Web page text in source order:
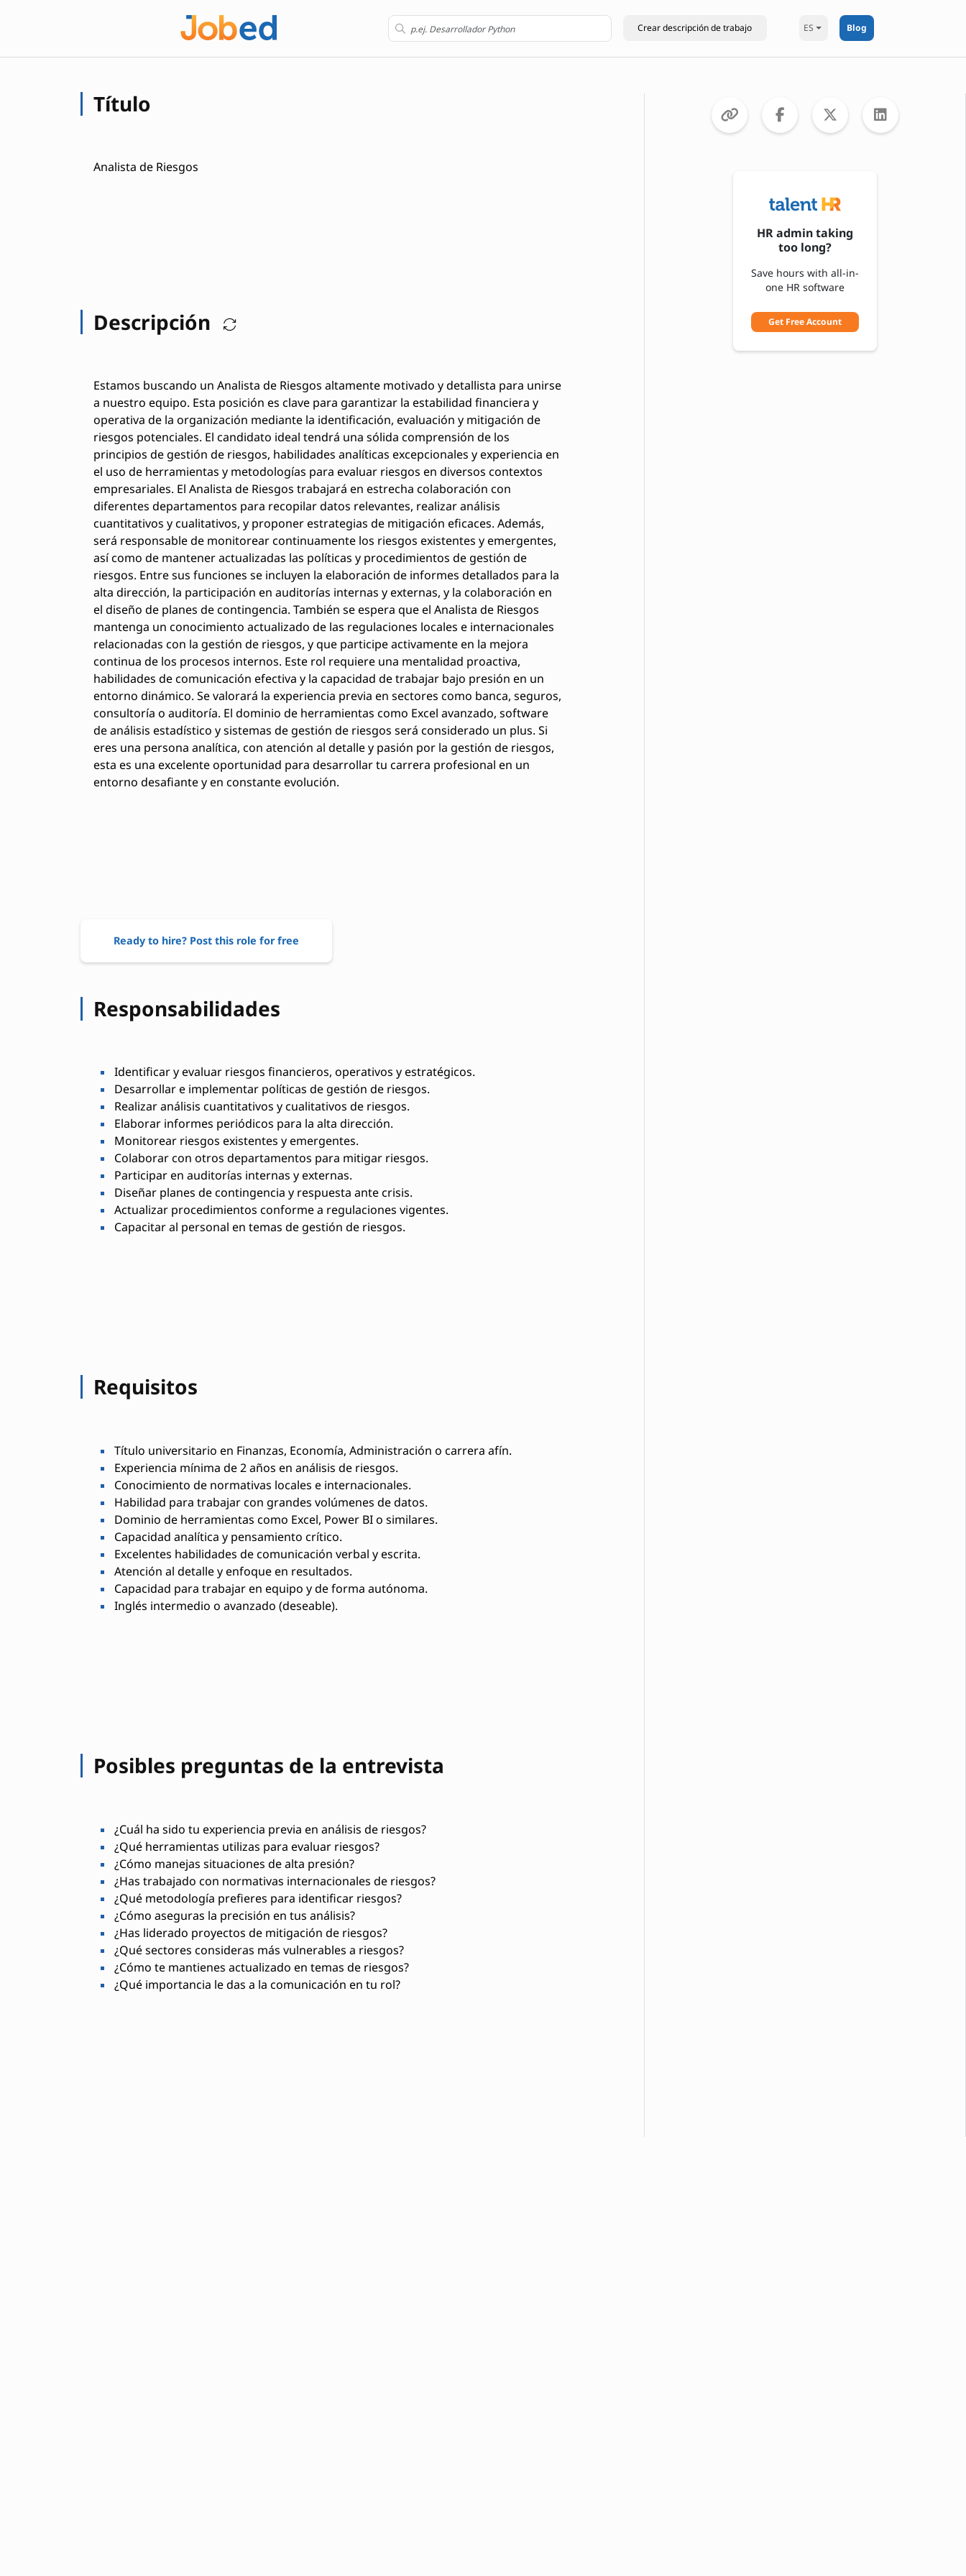
ES Blog
Título
Analista de Riesgos
Descripción
Estamos buscando un Analista de Riesgos altamente motivado y detallista para unirse
a nuestro equipo. Esta posición es clave para garantizar la estabilidad financiera y
operativa de la organización mediante la identificación, evaluación y mitigación de
riesgos potenciales. El candidato ideal tendrá una sólida comprensión de los
principios de gestión de riesgos, habilidades analíticas excepcionales y experiencia en
el uso de herramientas y metodologías para evaluar riesgos en diversos contextos
empresariales. El Analista de Riesgos trabajará en estrecha colaboración con
diferentes departamentos para recopilar datos relevantes, realizar análisis
cuantitativos y cualitativos, y proponer estrategias de mitigación eficaces. Además,
será responsable de monitorear continuamente los riesgos existentes y emergentes,
así como de mantener actualizadas las políticas y procedimientos de gestión de
riesgos. Entre sus funciones se incluyen la elaboración de informes detallados para la
alta dirección, la participación en auditorías internas y externas, y la colaboración en
el diseño de planes de contingencia. También se espera que el Analista de Riesgos
mantenga un conocimiento actualizado de las regulaciones locales e internacionales
relacionadas con la gestión de riesgos, y que participe activamente en la mejora
continua de los procesos internos. Este rol requiere una mentalidad proactiva,
habilidades de comunicación efectiva y la capacidad de trabajar bajo presión en un
entorno dinámico. Se valorará la experiencia previa en sectores como banca, seguros,
consultoría o auditoría. El dominio de herramientas como Excel avanzado, software
de análisis estadístico y sistemas de gestión de riesgos será considerado un plus. Si
eres una persona analítica, con atención al detalle y pasión por la gestión de riesgos,
esta es una excelente oportunidad para desarrollar tu carrera profesional en un
entorno desafiante y en constante evolución.
Ready to hire? Post this role for free
Responsabilidades
Identificar y evaluar riesgos financieros, operativos y estratégicos.
Desarrollar e implementar políticas de gestión de riesgos.
Realizar análisis cuantitativos y cualitativos de riesgos.
Elaborar informes periódicos para la alta dirección.
Monitorear riesgos existentes y emergentes.
Colaborar con otros departamentos para mitigar riesgos.
Participar en auditorías internas y externas.
Diseñar planes de contingencia y respuesta ante crisis.
Actualizar procedimientos conforme a regulaciones vigentes.
Capacitar al personal en temas de gestión de riesgos.
Requisitos
Título universitario en Finanzas, Economía, Administración o carrera afín.
Experiencia mínima de 2 años en análisis de riesgos.
Conocimiento de normativas locales e internacionales.
Habilidad para trabajar con grandes volúmenes de datos.
Dominio de herramientas como Excel, Power BI o similares.
Capacidad analítica y pensamiento crítico.
Excelentes habilidades de comunicación verbal y escrita.
Atención al detalle y enfoque en resultados.
Capacidad para trabajar en equipo y de forma autónoma.
Inglés intermedio o avanzado (deseable).
Posibles preguntas de la entrevista
¿Cuál ha sido tu experiencia previa en análisis de riesgos?
¿Qué herramientas utilizas para evaluar riesgos?
¿Cómo manejas situaciones de alta presión?
¿Has trabajado con normativas internacionales de riesgos?
¿Qué metodología prefieres para identificar riesgos?
¿Cómo aseguras la precisión en tus análisis?
¿Has liderado proyectos de mitigación de riesgos?
¿Qué sectores consideras más vulnerables a riesgos?
¿Cómo te mantienes actualizado en temas de riesgos?
¿Qué importancia le das a la comunicación en tu rol?
HR admin taking
too long?
Save hours with all-in-
one HR software
Get Free Account